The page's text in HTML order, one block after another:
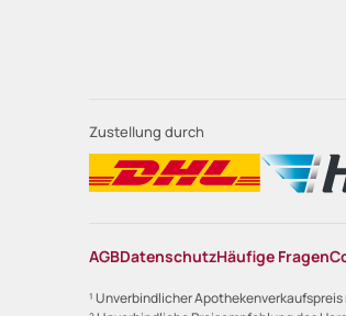
Zustellung durch
AGBDatenschutzHäufige Fragen
¹ Unverbindlicher